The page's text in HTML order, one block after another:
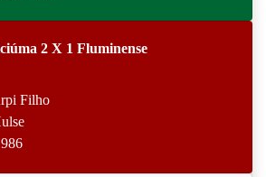
2 X 1 Fluminense
Filho